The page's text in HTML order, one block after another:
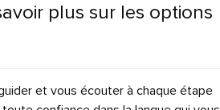
plus sur les options
et vous écouter à chaque étape